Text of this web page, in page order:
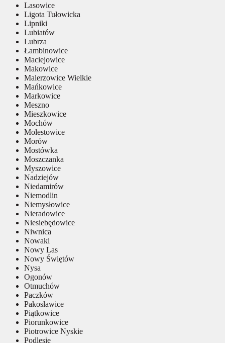
Lasowice
Ligota Tułowicka
Lipniki
Lubiatów
Lubrza
Łambinowice
Maciejowice
Makowice
Malerzowice Wielkie
Mańkowice
Markowice
Meszno
Mieszkowice
Mochów
Molestowice
Morów
Mostówka
Moszczanka
Myszowice
Nadziejów
Niedamirów
Niemodlin
Niemysłowice
Nieradowice
Niesiebędowice
Niwnica
Nowaki
Nowy Las
Nowy Świętów
Nysa
Ogonów
Otmuchów
Paczków
Pakosławice
Piątkowice
Piorunkowice
Piotrowice Nyskie
Podlesie